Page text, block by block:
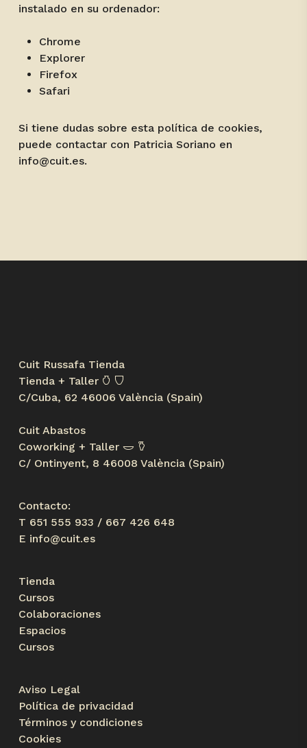
instalado en su ordenador:
Chrome
Explorer
Firefox
Safari
Si tiene dudas sobre esta política de cookies,
puede contactar con Patricia Soriano en
info@cuit.es.
Cuit Russafa Tienda
Tienda + Taller 𐃡 𐃴
C/Cuba, 62 46006 València (Spain)
Cuit Abastos
Coworking + Taller 𐃬 𐃤
C/ Ontinyent, 8 46008 València (Spain)
Contacto:
T 651 555 933 / 667 426 648
E info@cuit.es
Tienda
Cursos
Colaboraciones
Espacios
Cursos
Aviso Legal
Política de privacidad
Términos y condiciones
Cookies